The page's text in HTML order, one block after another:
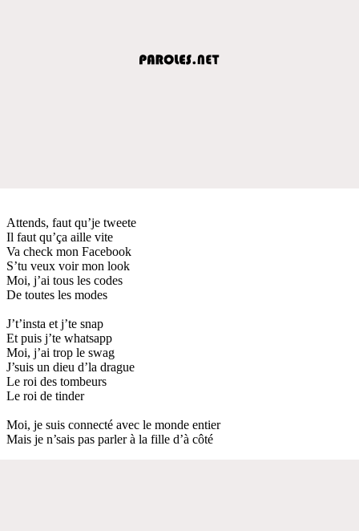
Attends, faut qu’je tweete
Il faut qu’ça aille vite
Va check mon Facebook
S’tu veux voir mon look
Moi, j’ai tous les codes
De toutes les modes
J’t’insta et j’te snap
Et puis j’te whatsapp
Moi, j’ai trop le swag
J’suis un dieu d’la drague
Le roi des tombeurs
Le roi de tinder
Moi, je suis connecté avec le monde entier
Mais je n’sais pas parler à la fille d’à côté